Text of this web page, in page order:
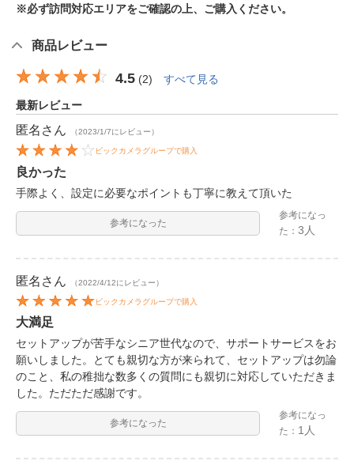
※必ず訪問対応エリアをご確認の上、ご購入ください。
商品レビュー
4.5 (2) すべて見る
最新レビュー
匿名 さん （2023/1/7にレビュー）
ビックカメラグループで購入
良かった
手際よく、設定に必要なポイントも丁寧に教えて頂いた
参考になった
参考になっ
た：3人
匿名 さん （2022/4/12にレビュー）
ビックカメラグループで購入
大満足
セットアップが苦手なシニア世代なので、サポートサービスをお
願いしました。とても親切な方が来られて、セットアップは勿論
のこと、私の稚拙な数多くの質問にも親切に対応していただきま
した。ただただ感謝です。
参考になった
参考になっ
た： 1人